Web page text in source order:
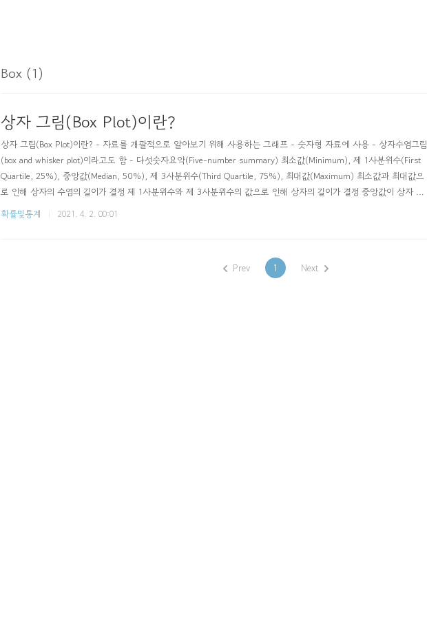
Box (1)
상자 그림(Box Plot)이란?
상자 그림(Box Plot)이란? - 자료를 개괄적으로 알아보기 위해 사용하는 그래프 - 숫자형 자료에 사용 - 상자수염그림
(box and whisker plot)이라고도 함 - 다섯숫자요약(Five-number summary) 최소값(Minimum), 제 1사분위수(First
Quartile, 25%), 중앙값(Median, 50%), 제 3사분위수(Third Quartile, 75%), 최대값(Maximum) 최소값과 최대값으
로 인해 상자의 수염의 길이가 결정 제 1사분위수와 제 3사분위수의 값으로 인해 상자의 길이가 결정 중앙값이 상자 가
운데 선의 위치를 결정 - 장점 : 전체적인 분포를 알 수 있으며, 잠재적 이상치(Outlier)를 구분 가능 - 작성법 크기순 재
확률및통계 2021. 4. 2. 00:01
Prev 1 Next